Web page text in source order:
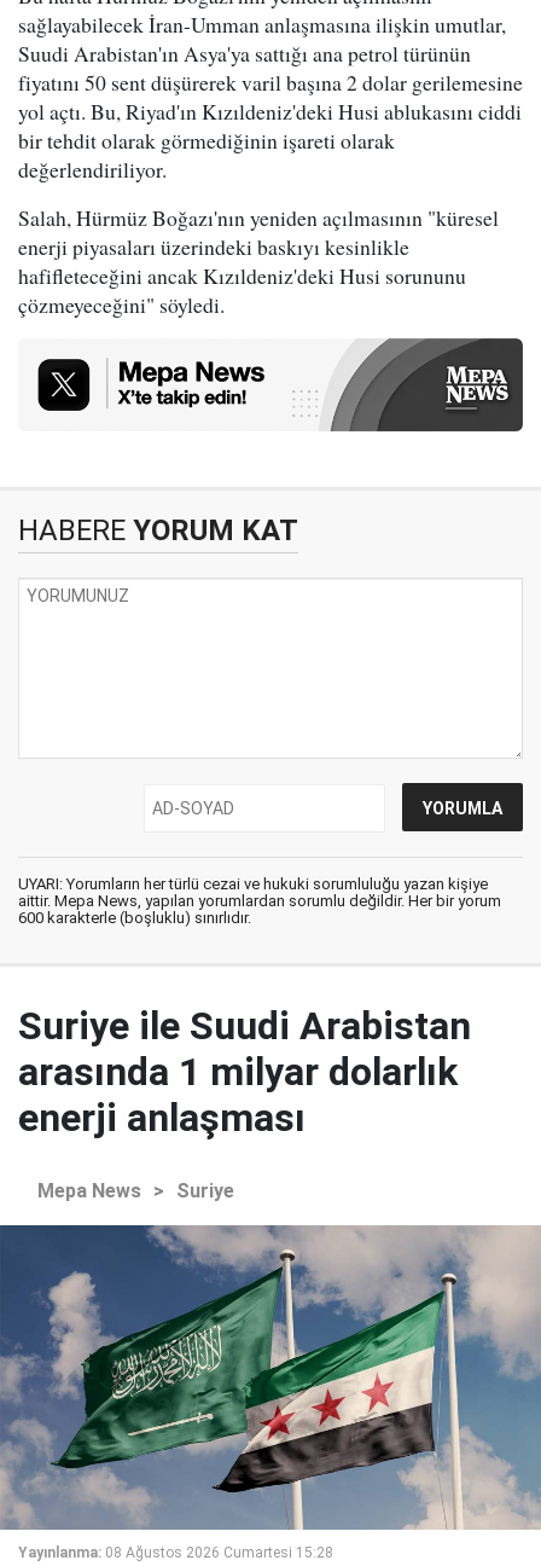
sağlayabilecek İran-Umman anlaşmasına ilişkin umutlar,
Suudi Arabistan'ın Asya'ya sattığı ana petrol türünün
fiyatını 50 sent düşürerek varil başına 2 dolar gerilemesine
yol açtı. Bu, Riyad'ın Kızıldeniz'deki Husi ablukasını ciddi
bir tehdit olarak görmediğinin işareti olarak
değerlendiriliyor.
Salah, Hürmüz Boğazı'nın yeniden açılmasının "küresel
enerji piyasaları üzerindeki baskıyı kesinlikle
hafifleteceğini ancak Kızıldeniz'deki Husi sorununu
çözmeyeceğini" söyledi.
HABERE YORUM KAT
UYARI: Yorumların her türlü cezai ve hukuki sorumluluğu yazan kişiye
aittir. Mepa News, yapılan yorumlardan sorumlu değildir. Her bir yorum
600 karakterle (boşluklu) sınırlıdır.
Suriye ile Suudi Arabistan
arasında 1 milyar dolarlık
enerji anlaşması
Mepa News > Suriye
Yayınlanma: 08 Ağustos 2026 Cumartesi 15:28